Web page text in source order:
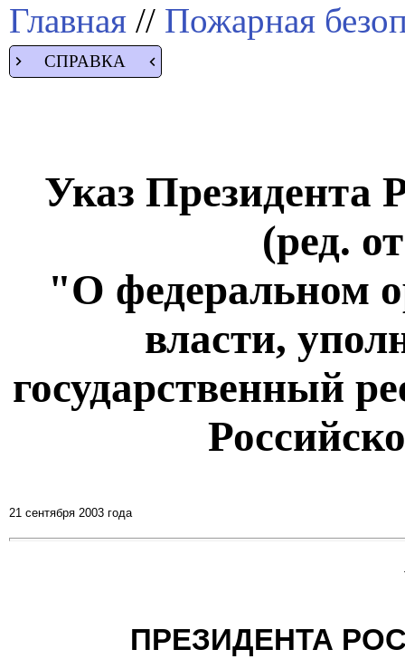
Главная // Пожарная
СПРАВКА
Указ Президента
(ред.
"О федеральном
власти,
государственный
21 сентября 2003 года
ПРЕЗИДЕНТА